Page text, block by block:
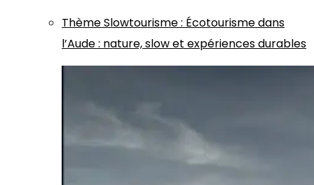
ThèmeSlowtourisme: Écotourisme dans
l’Aude : nature, slow et expériences durables